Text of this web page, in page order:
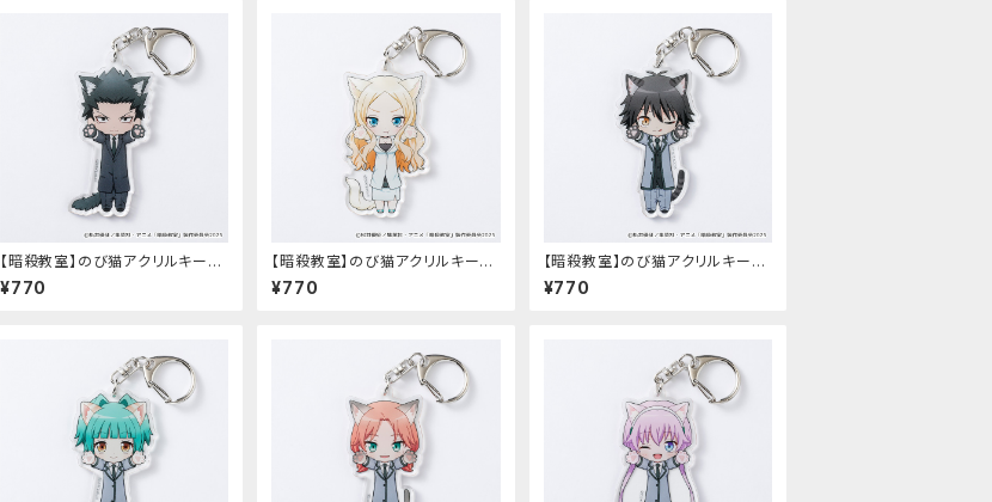
【暗殺教室】のび猫アクリルキーホ
ルダー（烏間 惟臣）
¥770
【暗殺教室】のび猫アクリルキーホ
ルダー（イリーナ・イェラビッチ）
¥770
【暗殺教室】のび猫アクリルキーホ
ルダー（磯貝 悠馬）
¥770